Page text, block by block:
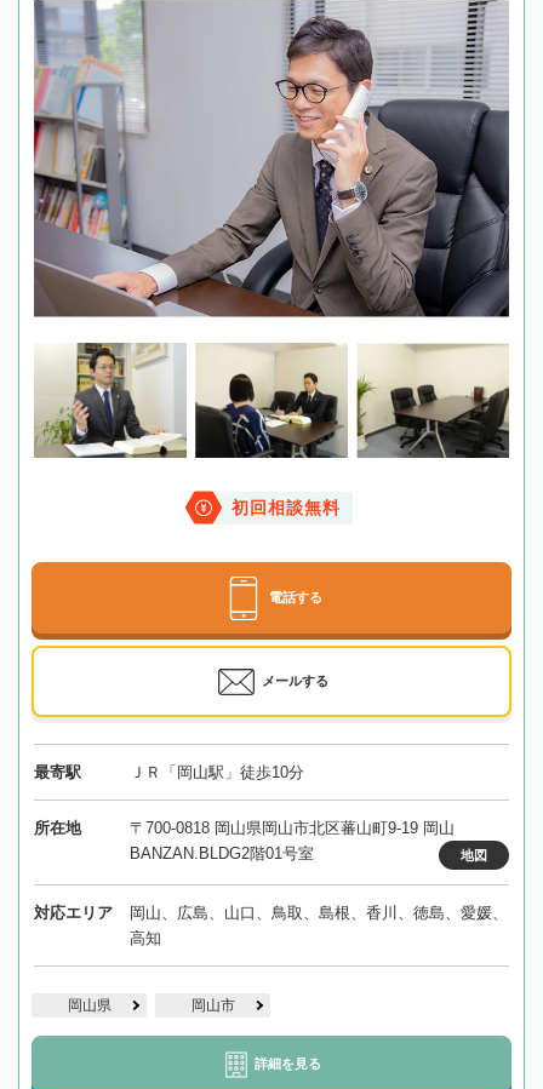
初回相談無料
電話する
メールする
最寄駅 ＪＲ「岡山駅」徒歩10分
所在地
〒700-0818 岡山県岡山市北区蕃山町9-19 岡山
BANZAN.BLDG2階01号室
地図
対応エリア
岡山、広島、山口、鳥取、島根、香川、徳島、愛媛、
高知
岡山県 岡山市
詳細を見る